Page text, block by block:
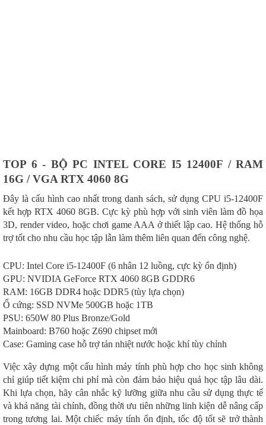
TOP 6 - BỘ PC INTEL CORE I5 12400F / RAM
16G / VGA RTX 4060 8G
Đây là cấu hình cao nhất trong danh sách, sử dụng CPU i5-12400F
kết hợp RTX 4060 8GB. Cực kỳ phù hợp với sinh viên làm đồ họa
3D, render video, hoặc chơi game AAA ở thiết lập cao. Hệ thống hỗ
trợ tốt cho nhu cầu học tập lẫn làm thêm liên quan đến công nghệ.
CPU: Intel Core i5-12400F (6 nhân 12 luồng, cực kỳ ổn định)
GPU: NVIDIA GeForce RTX 4060 8GB GDDR6
RAM: 16GB DDR4 hoặc DDR5 (tùy lựa chọn)
Ổ cứng: SSD NVMe 500GB hoặc 1TB
PSU: 650W 80 Plus Bronze/Gold
Mainboard: B760 hoặc Z690 chipset mới
Case: Gaming case hỗ trợ tản nhiệt nước hoặc khí tùy chỉnh
Việc xây dựng một cấu hình máy tính phù hợp cho học sinh không
chỉ giúp tiết kiệm chi phí mà còn đảm bảo hiệu quả học tập lâu dài.
Khi lựa chọn, hãy cân nhắc kỹ lưỡng giữa nhu cầu sử dụng thực tế
và khả năng tài chính, đồng thời ưu tiên những linh kiện dễ nâng cấp
trong tương lai. Một chiếc máy tính ổn định, tốc độ tốt sẽ trở thành